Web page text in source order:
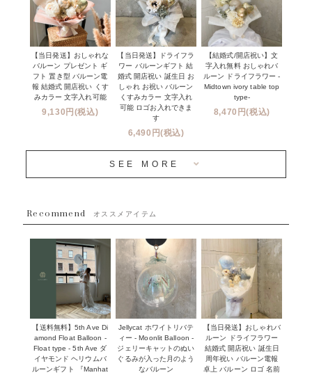
フリンジバルーン
デコレーションセット
プロップスバルーン
オプション
成人式・卒業式・入学式バルーンブーケ
発表会・劇場
その他お祝い
クリスマス
新商品
~３０００円
~５５００円
１１０００円以上
NEW YORK MIND - ニューヨークスタイルバルーン
※コンフェッティバルーン -プリント内容-
オーダーメイドについて
セミオーダーについて
フリンジバルーンについて
コンフェッティバルーンについて
ハワイウェディングサービス
企業・法人様
ウェディングコンフェッティバルーン特集
実店舗について -大阪 堀江店・名古屋 星ヶ丘店・滋賀 配送
センター店・沖縄 嘉手納基地店-
プリントサービス
前撮り写真バルーン特集
【当日発送】おしゃれな
バルーン プレゼント ギ
フト 置き型 バルーン電
報 結婚式 開店祝い くす
みカラー 文字入れ可能
9,130円(税込)
【当日発送】ドライフラ
ワー バルーンギフト 結
婚式 開店祝い 誕生日 お
しゃれ お祝い バルーン
くすみカラー 文字入れ
可能 ロゴお入れできま
す
6,490円(税込)
【結婚式/開店祝い】文
字入れ無料 おしゃれバ
ルーン ドライフラワー -
Midtown ivory table top
type-
8,470円(税込)
SEE MORE
Recommend オススメアイテム
【送料無料】5th Ave Di
amond Float Balloon -
Float type - 5th Ave ダ
イヤモンド ヘリウムバ
ルーンギフト 『Manhat
Jellycat ホワイトリバテ
ィー - Moonlit Balloon -
ジェリーキャットのぬい
ぐるみが入った月のよう
なバルーン
【当日発送】おしゃれバ
ルーン ドライフラワー
結婚式 開店祝い 誕生日
周年祝い バルーン電報
卓上 バルーン ロゴ 名前